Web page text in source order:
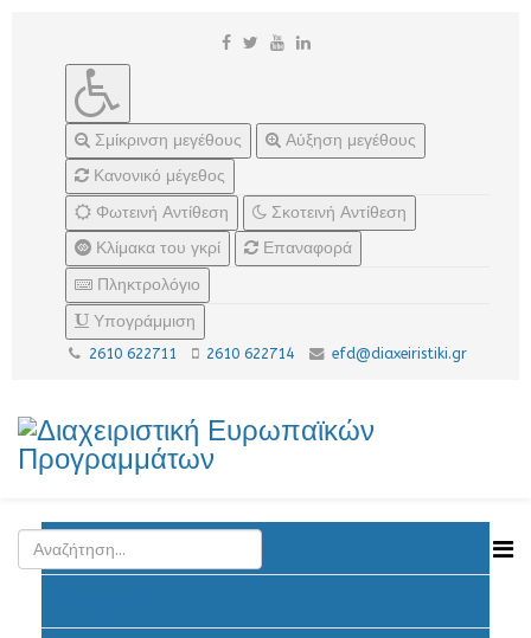
Σμίκρινση μεγέθους
Αύξηση μεγέθους
Κανονικό μέγεθος
Φωτεινή Αντίθεση
Σκοτεινή Αντίθεση
Κλίμακα του γκρί
Επαναφορά
Πληκτρολόγιο
Υπογράμμιση
2610 622711 2610 622714 efd@diaxeiristiki.gr
Ανακοινώσεις